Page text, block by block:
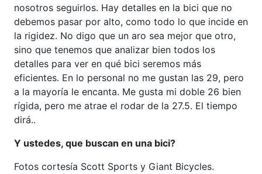
nosotros seguirlos. Hay detalles en la bici que no
debemos pasar por alto, como todo lo que incide en
la rigidez. No digo que un aro sea mejor que otro,
sino que tenemos que analizar bien todos los
detalles para ver en qué bici seremos más
eficientes. En lo personal no me gustan las 29, pero
a la mayoría le encanta. Me gusta mi doble 26 bien
rígida, pero me atrae el rodar de la 27.5. El tiempo
dirá..
Y ustedes, que buscan en una bici?
Fotos cortesía Scott Sports y Giant Bicycles.